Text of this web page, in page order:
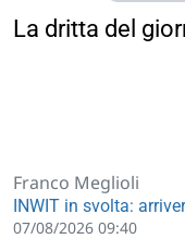
La dritta del
Franco Meglioli
INWIT in svolta:
07/08/2026 09:40